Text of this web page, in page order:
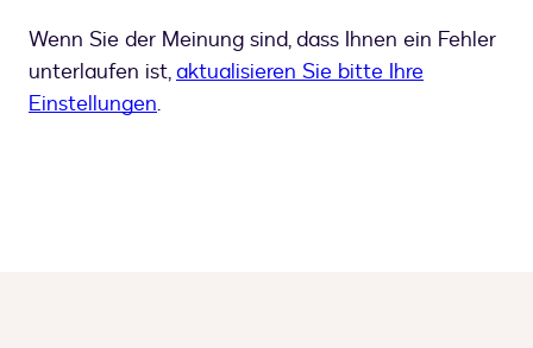
Wenn Sie der Meinung sind, dass Ihnen ein Fehler
unterlaufen ist,aktualisieren Sie bitte Ihre
Einstellungen.